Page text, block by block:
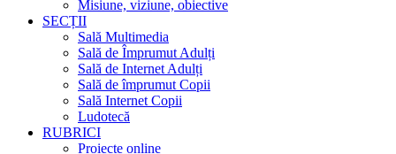
Misiune, viziune, obiective
SECȚII
Sală Multimedia
Sală de Împrumut Adulți
Sală de Internet Adulți
Sală de împrumut Copii
Sală Internet Copii
Ludotecă
RUBRICI
Proiecte online